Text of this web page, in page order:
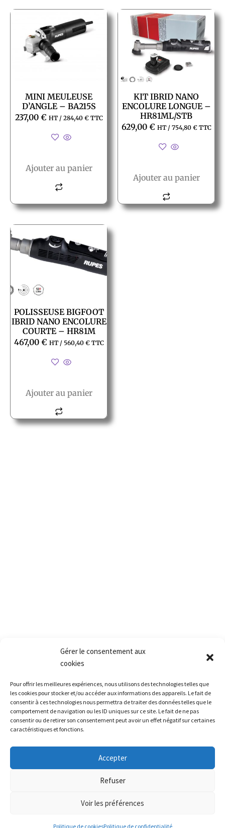
Gérer le consentement aux
cookies
Pour offrir les meilleures expériences, nous utilisons des technologies telles que
les cookies pour stocker et/ou accéder aux informations des appareils. Le fait de
consentir à ces technologies nous permettra de traiter des données telles que le
comportement de navigation ou les ID uniques sur ce site. Le fait de ne pas
consentir ou de retirer son consentement peut avoir un effet négatif sur certaines
caractéristiques et fonctions.
Accepter
Refuser
Voir les préférences
Politique de cookiesPolitique de confidentialité
MINI MEULEUSE
D’ANGLE – BA215S
237,00 € HT / 284,40 €TTC
Ajouter au panier
KIT IBRID NANO
ENCOLURE LONGUE –
HR81ML/STB
629,00 € HT / 754,80 €TTC
Ajouter au panier
POLISSEUSE BIGFOOT
IBRID NANO ENCOLURE
COURTE – HR81M
467,00 € HT / 560,40 €TTC
Ajouter au panier
Frais de transport
Accès rapide
La société
La grêle
La formation
Nous contacter
Alerte météo